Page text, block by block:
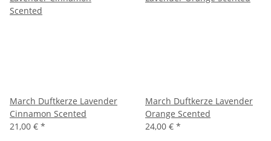
March Duftkerze Lavender
Cinnamon Scented
21,00 € *
March Duftkerze Lavender
Orange Scented
24,00 € *